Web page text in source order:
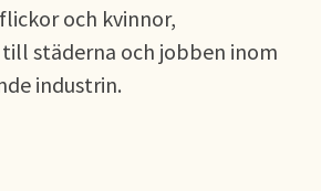
och kvinnor,
städerna och jobben inom
industrin.